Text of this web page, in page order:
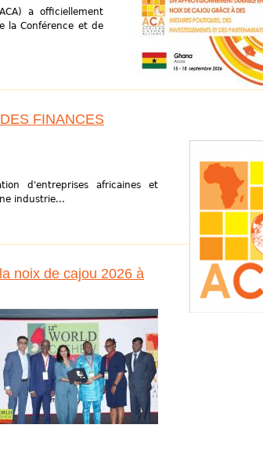
a officiellement
la Conférence et de
FINANCES
d'entreprises africaines et
industrie...
noix de cajou 2026 à